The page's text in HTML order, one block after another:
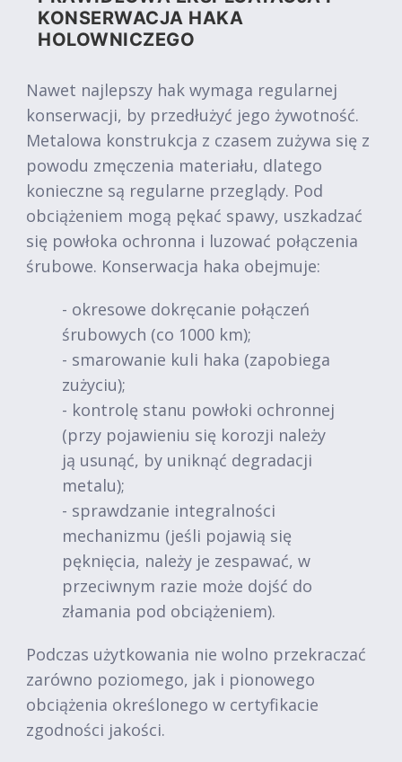
KONSERWACJA HAKA
HOLOWNICZEGO
Nawet najlepszy hak wymaga regularnej
konserwacji, by przedłużyć jego żywotność.
Metalowa konstrukcja z czasem zużywa się z
powodu zmęczenia materiału, dlatego
konieczne są regularne przeglądy. Pod
obciążeniem mogą pękać spawy, uszkadzać
się powłoka ochronna i luzować połączenia
śrubowe. Konserwacja haka obejmuje:
- okresowe dokręcanie połączeń
śrubowych (co 1000 km);
- smarowanie kuli haka (zapobiega
zużyciu);
- kontrolę stanu powłoki ochronnej
(przy pojawieniu się korozji należy
ją usunąć, by uniknąć degradacji
metalu);
- sprawdzanie integralności
mechanizmu (jeśli pojawią się
pęknięcia, należy je zespawać, w
przeciwnym razie może dojść do
złamania pod obciążeniem).
Podczas użytkowania nie wolno przekraczać
zarówno poziomego, jak i pionowego
obciążenia określonego w certyfikacie
zgodności jakości.